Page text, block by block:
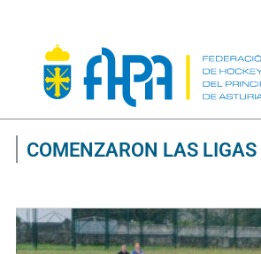
COMENZARON LAS LIGAS